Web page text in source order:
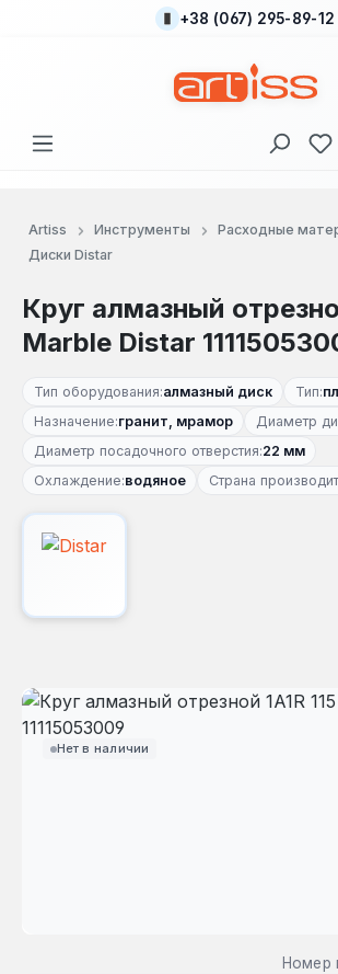
Перейти к основному содержанию
+38 (067) 295-89-12
Artiss Инструменты Расходные
Диски Distar
Круг алмазный
Marble Distar
Тип оборудования:алмазный диск Тип:
Назначение:гранит, мрамор Диаметр
Диаметр посадочного отверстия:22 мм
Охлаждение:водяное Страна
Нет в наличии
Пропустить галерею изображений
Номер